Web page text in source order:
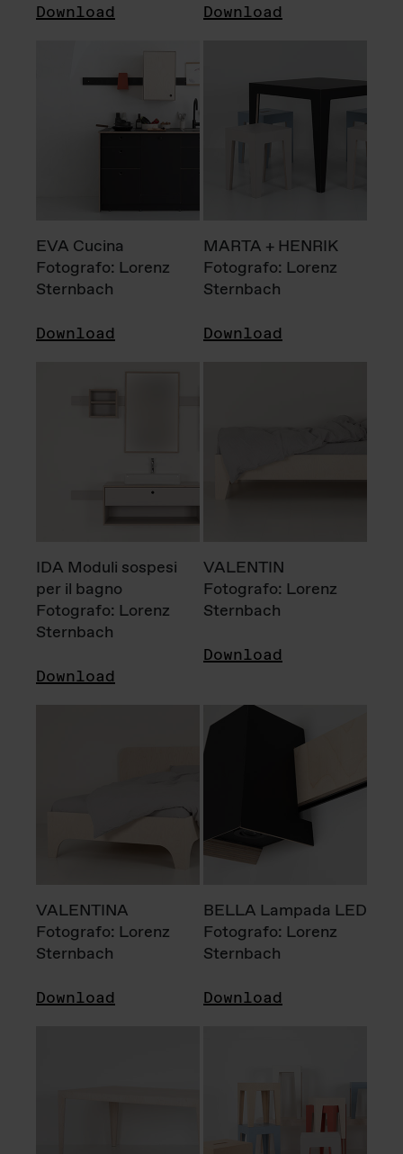
Download Download
EVA Cucina
Fotografo: Lorenz
Sternbach
Download
MARTA + HENRIK
Fotografo: Lorenz
Sternbach
Download
IDA Moduli sospesi
per il bagno
Fotografo: Lorenz
Sternbach
Download
VALENTIN
Fotografo: Lorenz
Sternbach
Download
VALENTINA
Fotografo: Lorenz
Sternbach
Download
BELLA Lampada LED
Fotografo: Lorenz
Sternbach
Download